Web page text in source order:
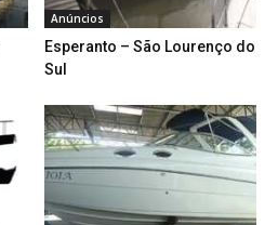
Anúncios
Esperanto – São Lourenço do
Sul